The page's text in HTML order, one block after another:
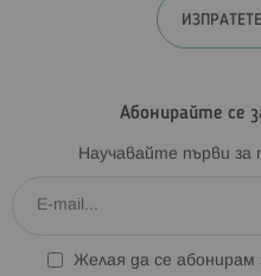
Абонирайте се
Научавайте първи за
Желая да се абонирам